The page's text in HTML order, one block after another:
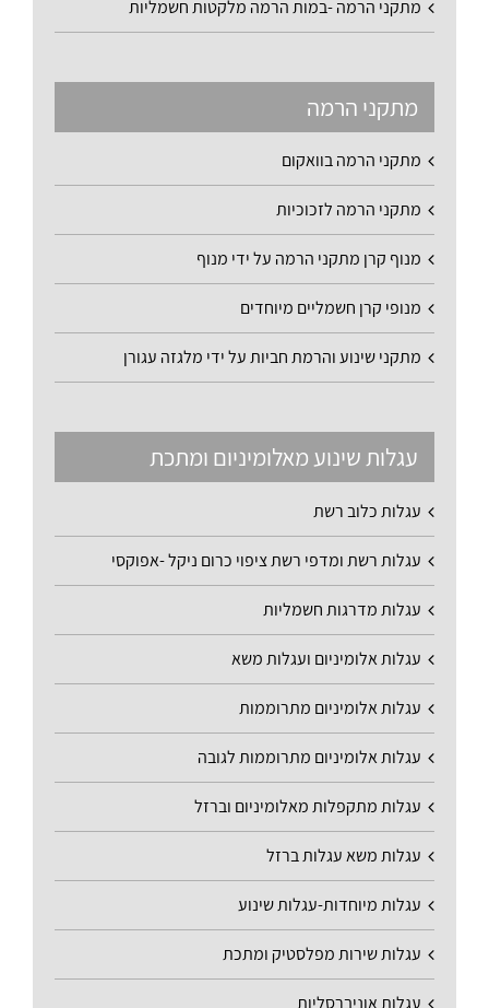
מתקני הרמה -במות הרמה מלקטות חשמליות
מתקני הרמה
מתקני הרמה בוואקום
מתקני הרמה לזכוכיות
מנוף קרן מתקני הרמה על ידי מנוף
מנופי קרן חשמליים מיוחדים
מתקני שינוע והרמת חביות על ידי מלגזה עגורן
עגלות שינוע מאלומיניום ומתכת
עגלות כלוב רשת
עגלות רשת ומדפי רשת ציפוי כרום ניקל -אפוקסי
עגלות מדרגות חשמליות
עגלות אלומיניום ועגלות משא
עגלות אלומיניום מתרוממות
עגלות אלומיניום מתרוממות לגובה
עגלות מתקפלות מאלומיניום וברזל
עגלות משא עגלות ברזל
עגלות מיוחדות-עגלות שינוע
עגלות שירות מפלסטיק ומתכת
עגלות אוניברסליות